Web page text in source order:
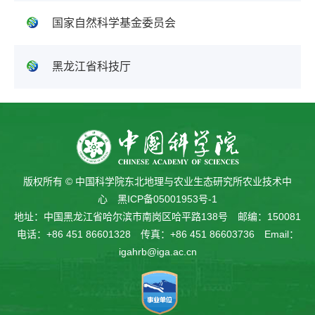
国家自然科学基金委员会
黑龙江省科技厅
版权所有 © 中国科学院东北地理与农业生态研究所农业技术中
心 黑ICP备05001953号-1
地址：中国黑龙江省哈尔滨市南岗区哈平路138号 邮编：150081
电话：+86 451 86601328 传真：+86 451 86603736 Email：
igahrb@iga.ac.cn